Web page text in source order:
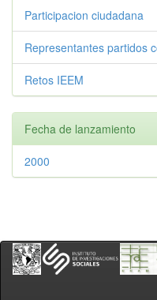
Participacion ciudadana
Representantes partidos
Retos IEEM
Fecha de lanzamiento
2000